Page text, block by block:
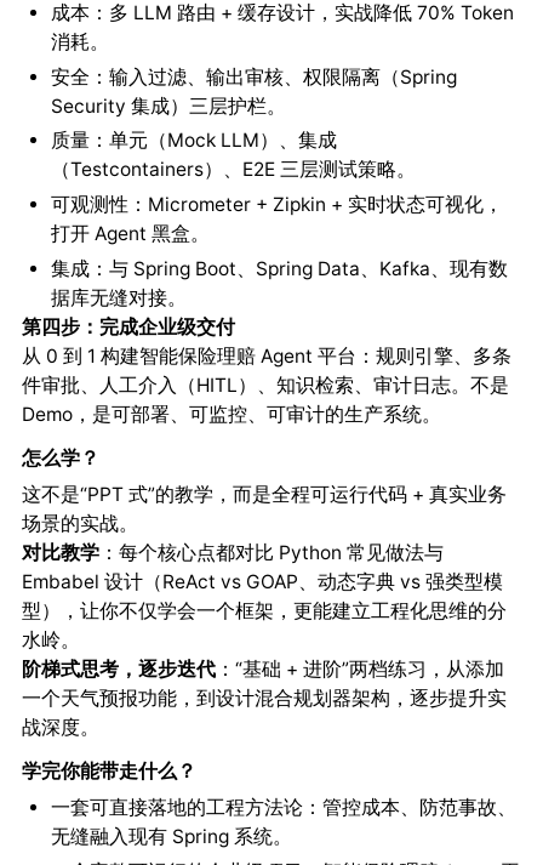
成本：多 LLM 路由 + 缓存设计，实战降低 70% Token
消耗。
安全：输入过滤、输出审核、权限隔离（Spring
Security 集成）三层护栏。
质量：单元（Mock LLM）、集成
（Testcontainers）、E2E 三层测试策略。
可观测性：Micrometer + Zipkin + 实时状态可视化，
打开 Agent 黑盒。
集成：与 Spring Boot、Spring Data、Kafka、现有数
据库无缝对接。
第四步：完成企业级交付
从 0 到 1 构建智能保险理赔 Agent 平台：规则引擎、多条
件审批、人工介入（HITL）、知识检索、审计日志。不是
Demo，是可部署、可监控、可审计的生产系统。
怎么学？
这不是“PPT 式”的教学，而是全程可运行代码 + 真实业务
场景的实战。
对比教学：每个核心点都对比 Python 常见做法与
Embabel 设计（ReAct vs GOAP、动态字典 vs 强类型模
型），让你不仅学会一个框架，更能建立工程化思维的分
水岭。
阶梯式思考，逐步迭代：“基础 + 进阶”两档练习，从添加
一个天气预报功能，到设计混合规划器架构，逐步提升实
战深度。
学完你能带走什么？
一套可直接落地的工程方法论：管控成本、防范事故、
无缝融入现有 Spring 系统。